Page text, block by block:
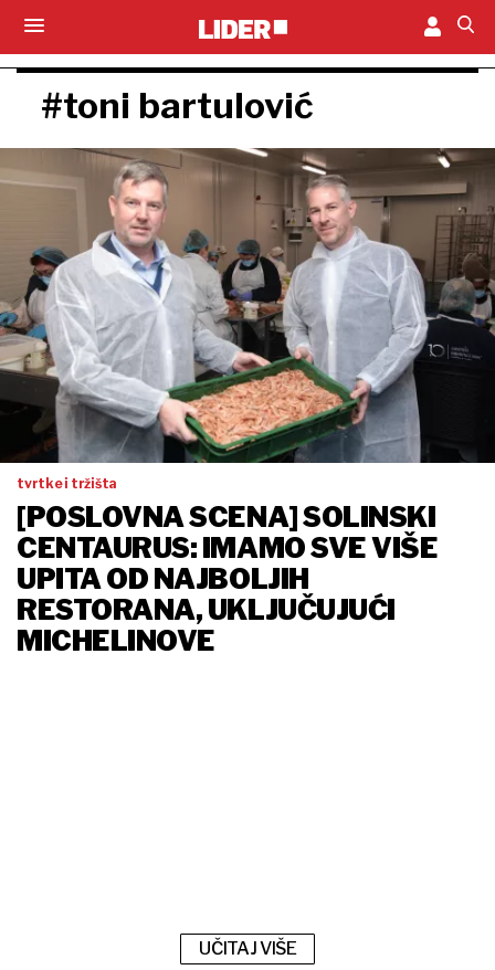
#toni bartulović
tvrtke i tržišta
[POSLOVNA SCENA] SOLINSKI
CENTAURUS: IMAMO SVE VIŠE
UPITA OD NAJBOLJIH
RESTORANA, UKLJUČUJUĆI
MICHELINOVE
UČITAJ VIŠE